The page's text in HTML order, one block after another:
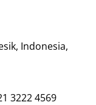
Indonesia,
3222 4569